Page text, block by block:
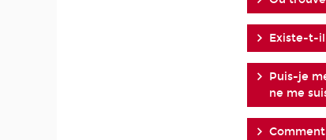
Existe-t-il
Puis-je
ne me
Comment